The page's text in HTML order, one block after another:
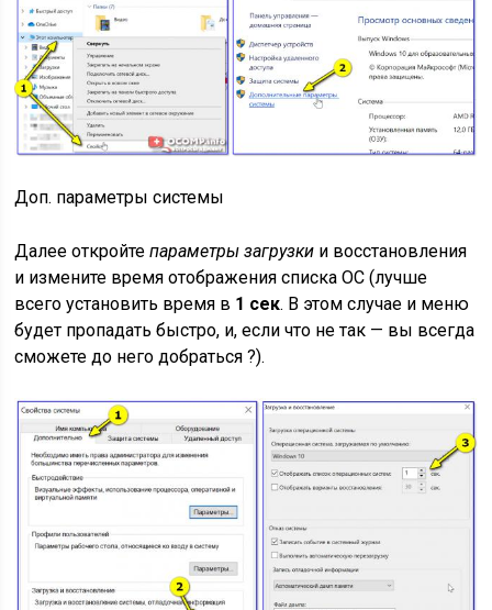
Доп. параметры системы
Далее откройтепараметры загрузки и восстановления
и измените время отображения списка ОС (лучше
всего установить время в 1 сек. В этом случае и меню
будет пропадать быстро, и, если что не так — вы всегда
сможете до него добраться ?).